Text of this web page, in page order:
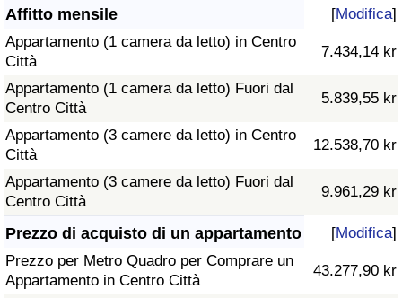
Affitto mensile [Modifica]
Appartamento (1 camera da letto) in Centro
Città
7.434,14 kr
Appartamento (1 camera da letto) Fuori dal
Centro Città
5.839,55 kr
Appartamento (3 camere da letto) in Centro
Città
12.538,70 kr
Appartamento (3 camere da letto) Fuori dal
Centro Città
9.961,29 kr
Prezzo di acquisto di un appartamento [Modifica]
Prezzo per Metro Quadro per Comprare un
Appartamento in Centro Città
43.277,90 kr